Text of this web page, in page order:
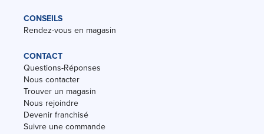
CONSEILS
Rendez-vous en magasin
CONTACT
Questions-Réponses
Nous contacter
Trouver un magasin
Nous rejoindre
Devenir franchisé
Suivre une commande